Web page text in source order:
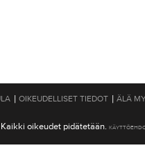
| OIKEUDELLISET TIEDOT | ÄLÄ
oikeudet pidätetään.